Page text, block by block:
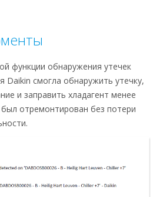
функции обнаружения утечек
Daikin смогла обнаружить утечку,
и заправить хладагент менее
отремонтирован без потери